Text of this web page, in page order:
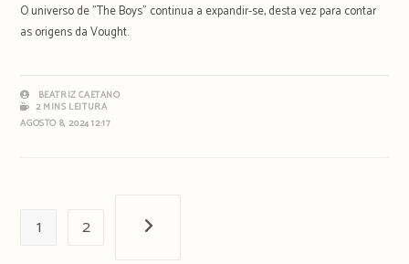
O universo de "The Boys" continua a expandir-se, desta vez para contar
as origens da Vought.
BEATRIZ CAETANO
2 MINS LEITURA
AGOSTO 8, 2024 12:17
1 2 Próxima página